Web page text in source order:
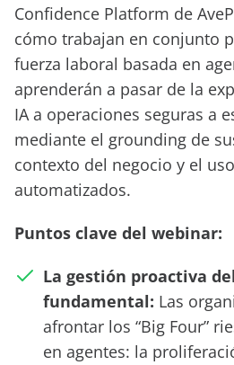
Confidence Platform de
cómo trabajan en conjunto
fuerza laboral basada en
aprenderán a pasar de la
IA a operaciones seguras a
mediante el grounding de
contexto del negocio y el
automatizados.
Puntos clave del webinar:
La gestión proactiva del
fundamental: Las
afrontar los “Big Four”
en agentes: la